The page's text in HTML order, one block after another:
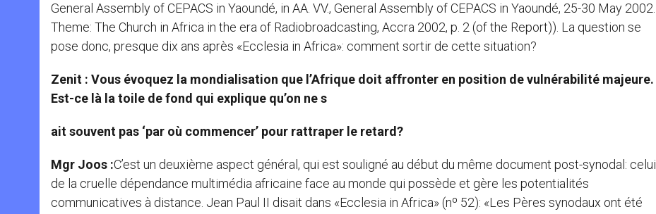
General Assembly of CEPACS in Yaoundé, in AA. VV., General Assembly of CEPACS in Yaoundé, 25-30 May 2002.
Theme: The Church in Africa in the era of Radiobroadcasting, Accra 2002, p. 2 (of the Report)). La question se
pose donc, presque dix ans après «Ecclesia in Africa»: comment sortir de cette situation?
Zenit : Vous évoquez la mondialisation que l’Afrique doit affronter en position de vulnérabilité majeure.
Est-ce là la toile de fond qui explique qu’on ne s
ait souvent pas ‘par où commencer’ pour rattraper le retard?
Mgr Joos :C’est un deuxième aspect général, qui est souligné au début du même document post-synodal: celui
de la cruelle dépendance multimédia africaine face au monde qui possède et gère les potentialités
communicatives à distance. Jean Paul II disait dans «Ecclesia in Africa» (nº 52): «Les Pères synodaux ont été